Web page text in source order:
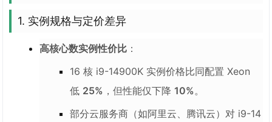
1. 实例规格与定价差异
高核心数实例性价比 ：
16 核 i9-14900K 实例价格比同配置 Xeon
低 25% ，但性能仅下降10%。
部分云服务商（如阿里云、腾讯云）对 i9-14